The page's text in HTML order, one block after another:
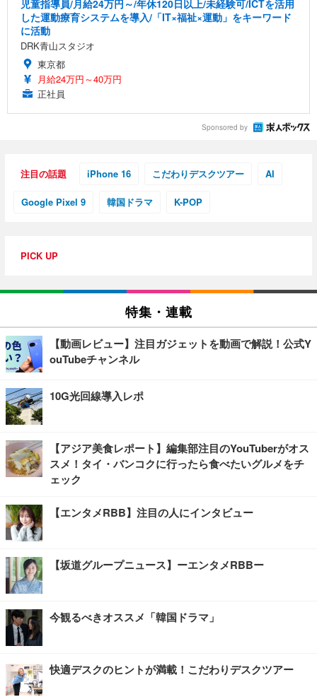
児童指導員/月給24万円～/年休120日以上/未経験可/ICTを活用
した運動療育システムを導入/「IT×福祉×運動」をキーワード
に活動
DRK青山スタジオ
東京都
月給24万円～40万円
正社員
Sponsored by
注目の話題 iPhone 16 こだわりデスクツアー AI
Google Pixel 9 韓国ドラマ K-POP
PICK UP
特集・連載
【動画レビュー】注目ガジェットを動画で解説！公式Y
ouTubeチャンネル
10G光回線導入レポ
【アジア美食レポート】編集部注目のYouTuberがオス
スメ！タイ・バンコクに行ったら食べたいグルメをチ
ェック
【エンタメRBB】注目の人にインタビュー
【坂道グループニュース】ーエンタメRBBー
今観るべきオススメ「韓国ドラマ」
快適デスクのヒントが満載！こだわりデスクツアー